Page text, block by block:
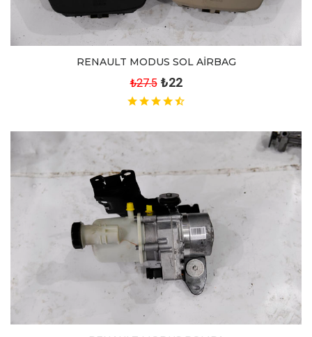
RENAULT MODUS SOL AİRBAG
₺27.5 ₺22